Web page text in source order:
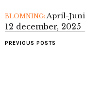
BLOMNING: April-Juni
12 december, 2025
PREVIOUS POSTS